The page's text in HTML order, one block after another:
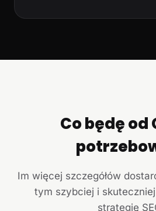
Co będę od
Im więcej szczegółów
tym szybciej i
strategię